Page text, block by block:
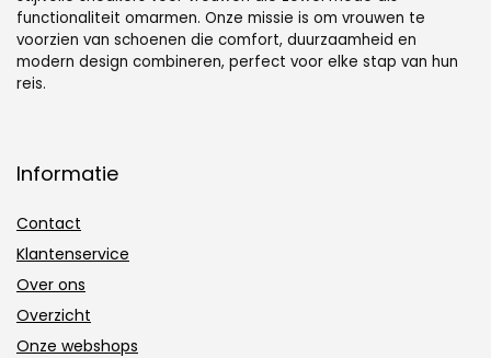
functionaliteit omarmen. Onze missie is om vrouwen te
voorzien van schoenen die comfort, duurzaamheid en
modern design combineren, perfect voor elke stap van hun
reis.
Informatie
Contact
Klantenservice
Over ons
Overzicht
Onze webshops